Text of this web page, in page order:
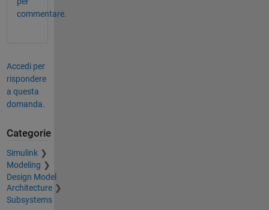
commentare.
Accedi per
rispondere
a questa
domanda.
Categorie
Simulink
Modeling
Design Model
Architecture
Subsystems